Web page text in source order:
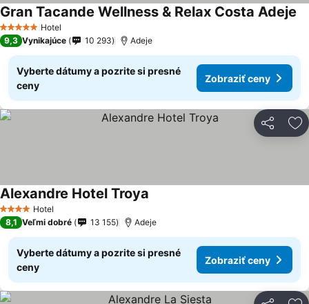
5 Počet hviezdičiek
Hotel
Gran Tacande Wellness & Relax Costa Adeje
9,3 Vynikajúce 10 293 Adeje
Vyberte dátumy a pozrite si presné
ceny
Zobraziť ceny
Zdieľať
4 Počet hviezdičiek
Hotel
Alexandre Hotel Troya
8,1 Veľmi dobré 13 155 Adeje
Vyberte dátumy a pozrite si presné
ceny
Zobraziť ceny